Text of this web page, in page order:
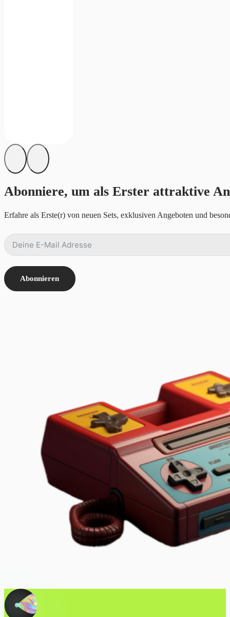
Abonniere, um als Erster attraktive
Erfahre als Erste(r) von neuen Sets, exklusiven Angeboten und
Abonnieren